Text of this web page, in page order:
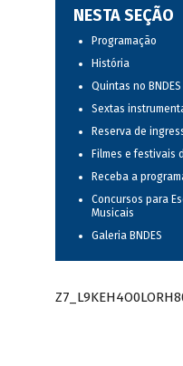
NESTA SEÇÃO
Programação
História
Quintas no BNDES
Sextas
Reserva de
Filmes e festivais
Receba a
Concursos para
Musicais
Galeria BNDES